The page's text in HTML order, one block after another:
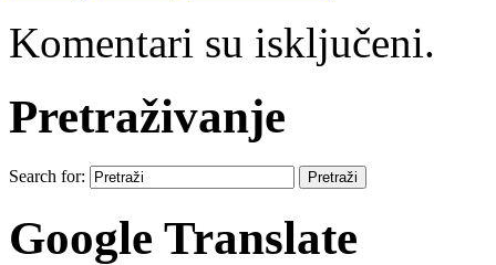
Komentari su isključeni.
Pretraživanje
Search for:
Google Translate